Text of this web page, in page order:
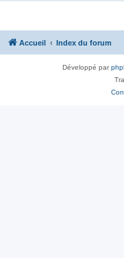
Accueil Index du forum
Développé par